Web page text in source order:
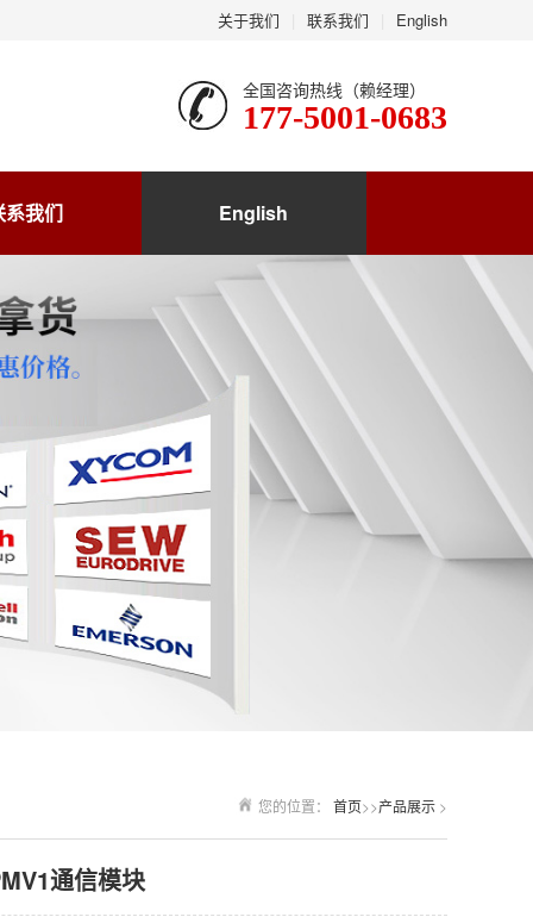
关于我们 联系我们 English
全国咨询热线（赖经理）
177-5001-0683
系我们 English
您的位置： 首页>>产品展示 >
通信模块